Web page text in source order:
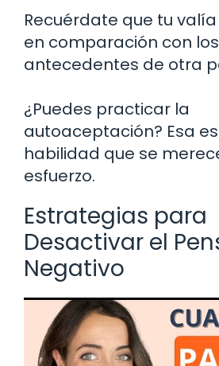
Recuérdate que tu
en comparación con los
antecedentes de otra
¿Puedes practicar la
autoaceptación? Esa
habilidad que se
esfuerzo.
Estrategias para
Desactivar el
Negativo